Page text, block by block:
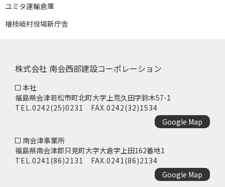
ユミタ運輸倉庫
檜枝岐村役場新庁舎
株式会社 南会西部建設コーポレーション
本社
福島県会津若松市町北町大字上荒久田字鈴木57-1
TEL.0242(25)0231
FAX.0242(32)1534
Google Map
南会津事業所
福島県南会津郡只見町大字大倉字上田162番地1
TEL.0241(86)2131
FAX.0241(86)2134
Google Map